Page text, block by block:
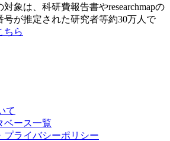
象は、科研費報告書やresearchmapの
が推定された研究者等約30万人で
ちら
て
ベース一覧
プライバシーポリシー